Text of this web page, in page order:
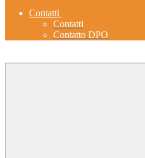
Contatti
Contatti
Contatto DPO